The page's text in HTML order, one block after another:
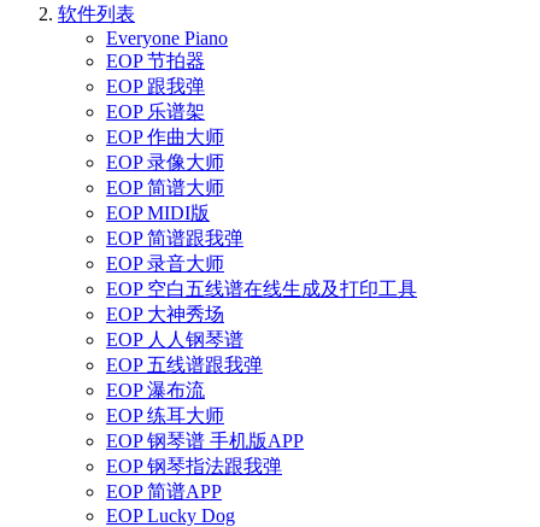
软件列表
Everyone Piano
EOP 节拍器
EOP 跟我弹
EOP 乐谱架
EOP 作曲大师
EOP 录像大师
EOP 简谱大师
EOP MIDI版
EOP 简谱跟我弹
EOP 录音大师
EOP 空白五线谱在线生成及打印工具
EOP 大神秀场
EOP 人人钢琴谱
EOP 五线谱跟我弹
EOP 瀑布流
EOP 练耳大师
EOP 钢琴谱 手机版APP
EOP 钢琴指法跟我弹
EOP 简谱APP
EOP Lucky Dog